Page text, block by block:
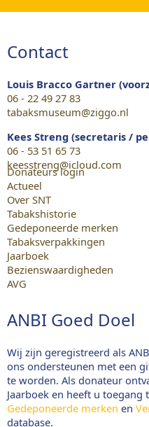
Contact
Louis Bracco Gartner
06 - 22 49 27 83
tabaksmuseum@ziggo.nl
Kees Streng (secretaris /
06 - 53 51 65 73
keesstreng@icloud.com
Donateurs login
Actueel
Over SNT
Tabakshistorie
Gedeponeerde merken
Tabaksverpakkingen
Jaarboek
Bezienswaardigheden
AVG
ANBI Goed Doel
Wij zijn geregistreerd als
ons ondersteunen met een
te worden. Als donateur
Jaarboek en heeft u toegang
Gedeponeerde merken en
database.